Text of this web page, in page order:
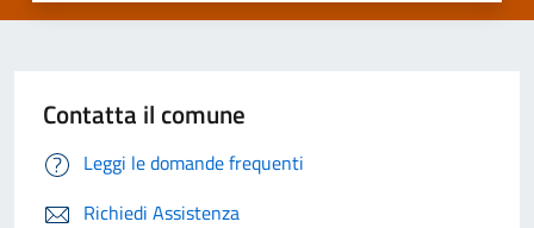
Contatta il comune
Leggi le domande frequenti
Richiedi Assistenza